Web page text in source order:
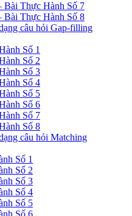
Bài Thực Hành Số 7
Bài Thực Hành Số 8
câu hỏi Gap-filling
Số 1
Số 2
Số 3
Số 4
Số 5
Số 6
Số 7
Số 8
câu hỏi Matching
Số 1
Số 2
Số 3
Số 4
Số 5